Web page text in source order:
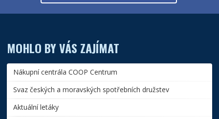
MOHLO BY VÁS ZAJÍMAT
Nákupní centrála COOP Centrum
Svaz českých a moravských spotřebních družstev
Aktuální letáky